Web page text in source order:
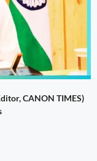
CANON TIMES)